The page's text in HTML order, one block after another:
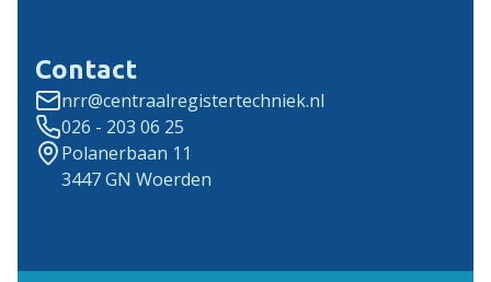
Contact
nrr@centraalregistertechniek.nl
026 - 203 06 25
Polanerbaan 11
3447 GN Woerden